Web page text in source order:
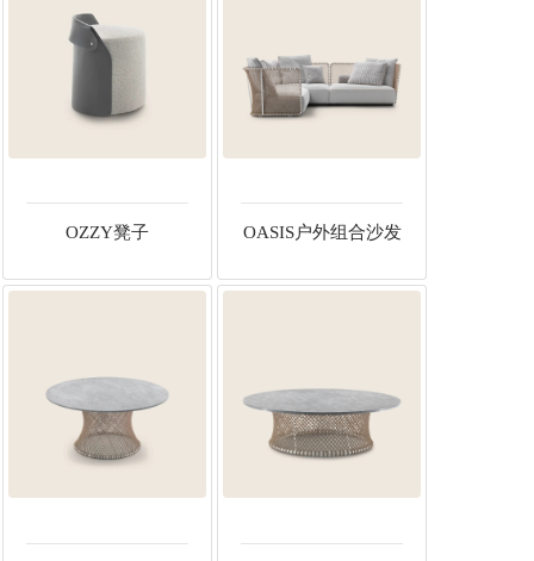
OZZY凳子 OASIS户外组合沙发